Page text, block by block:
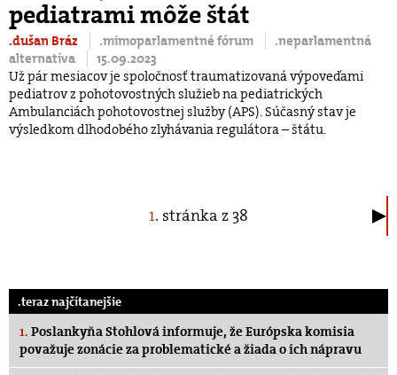
pediatrami môže štát
.dušan Bráz .mimoparlamentné fórum
.neparlamentná
alternatíva
15.09.2023
Už pár mesiacov je spoločnosť traumatizovaná výpoveďami
pediatrov z pohotovostných služieb na pediatrických
Ambulanciách pohotovostnej služby (APS). Súčasný stav je
výsledkom dlhodobého zlyhávania regulátora – štátu.
1. stránka z 38
.teraz najčítanejšie
1. Poslankyňa Stohlová informuje, že Európska komisia
považuje zonácie za problematické a žiada o ich nápravu